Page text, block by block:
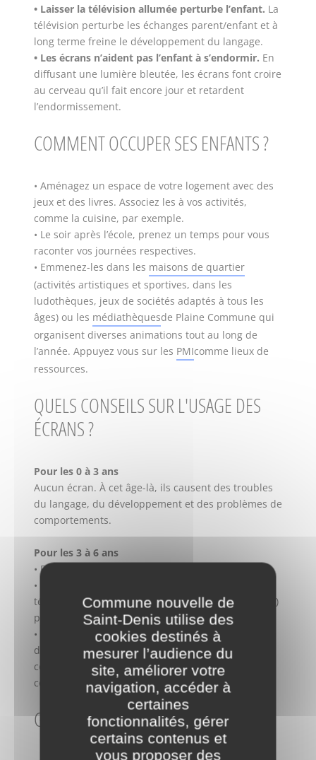
• Laisser la télévision allumée perturbe l’enfant. La
télévision perturbe les échanges parent/enfant et à
long terme freine le développement du langage.
• Les écrans n’aident pas l’enfant à s’endormir. En
diffusant une lumière bleutée, les écrans font croire
au cerveau qu’il fait encore jour et retardent
l’endormissement.
COMMENT OCCUPER SES ENFANTS ?
• Aménagez un espace de votre logement avec des
jeux et des livres. Associez les à vos activités,
comme la cuisine, par exemple.
• Le soir après l’école, prenez un temps pour vous
raconter vos journées respectives.
• Emmenez-les dans les maisons de quartier
(activités artistiques et sportives, dans les
ludothèques, jeux de sociétés adaptés à tous les
âges) ou les médiathèquesde Plaine Commune qui
organisent diverses animations tout au long de
l’année. Appuyez vous sur les PMIcomme lieux de
ressources.
QUELS CONSEILS SUR L'USAGE DES
ÉCRANS ?
Pour les 0 à 3 ans
Aucun écran. À cet âge-là, ils causent des troubles
du langage, du développement et des problèmes de
comportements.
Pour les 3 à 6 ans
• Fixez des temps d’utilisation.
• Respectez les pictogrammes audiovisuels pour la
télévision et PEGI (Pan European Game Information)
pour les jeux vidéo.
• Restez à côté de lui et stimulez-le en lui posant
des questions sur ce qu’il regarde (exemple :
comment s’appelle ce personnage ? Pourquoi fait-il
cela ? etc.).
GUIDE À DESTINATION DES PARENTS
Commune nouvelle de
Saint-Denis utilise des
cookies destinés à
mesurer l’audience du
site, améliorer votre
navigation, accéder à
certaines
fonctionnalités, gérer
certains contenus et
vous proposer des